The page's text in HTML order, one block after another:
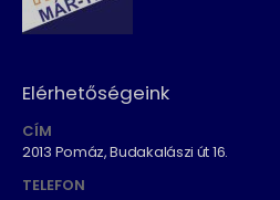
Elérhetőségeink
CÍM
2013 Pomáz, Budakalászi út 16.
TELEFON